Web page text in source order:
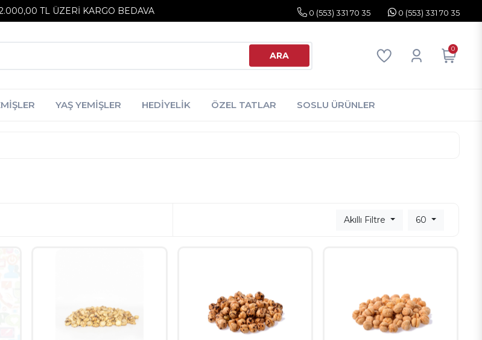
TL ÜZERI KARGO BEDAVA 0 (553) 331 70 35 0 (553) 331 70 35
ARA
0
YAŞ YEMIŞLER HEDIYELIK ÖZEL TATLAR SOSLU ÜRÜNLER
Akıllı Filtre 60